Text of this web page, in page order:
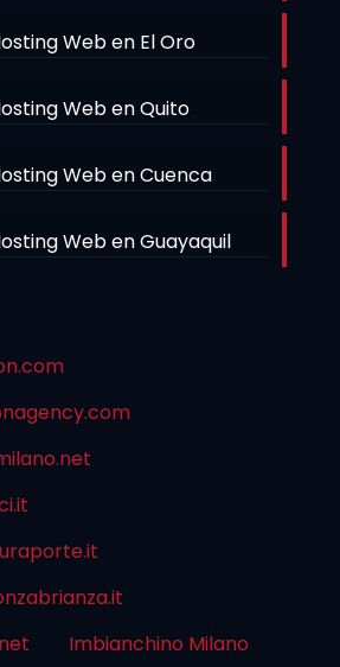
Web en El Oro
Web en Quito
Web en Cuenca
Web en Guayaquil
Imbianchino Milano